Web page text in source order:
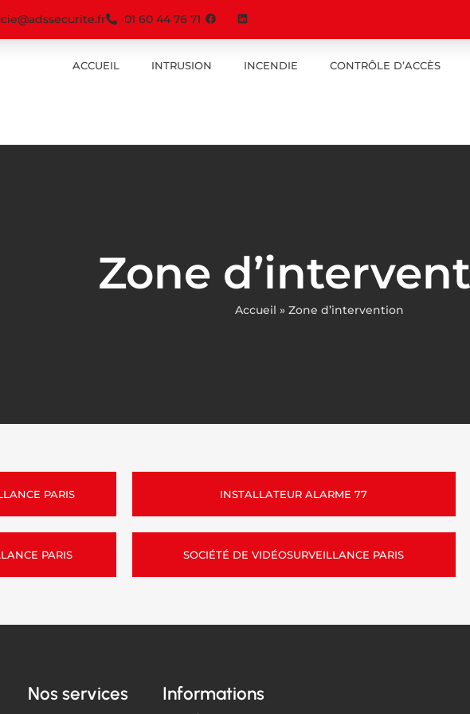
01 60 44 76 71
ACCUEIL INTRUSION INCENDIE CONTRÔLE D’ACCÈS
Zone
Accueil » Zone d’intervention
PARIS
PARIS
INSTALLATEUR ALARME 77
SOCIÉTÉ DE VIDÉOSURVEILLANCE PARIS
Nos services
Informations